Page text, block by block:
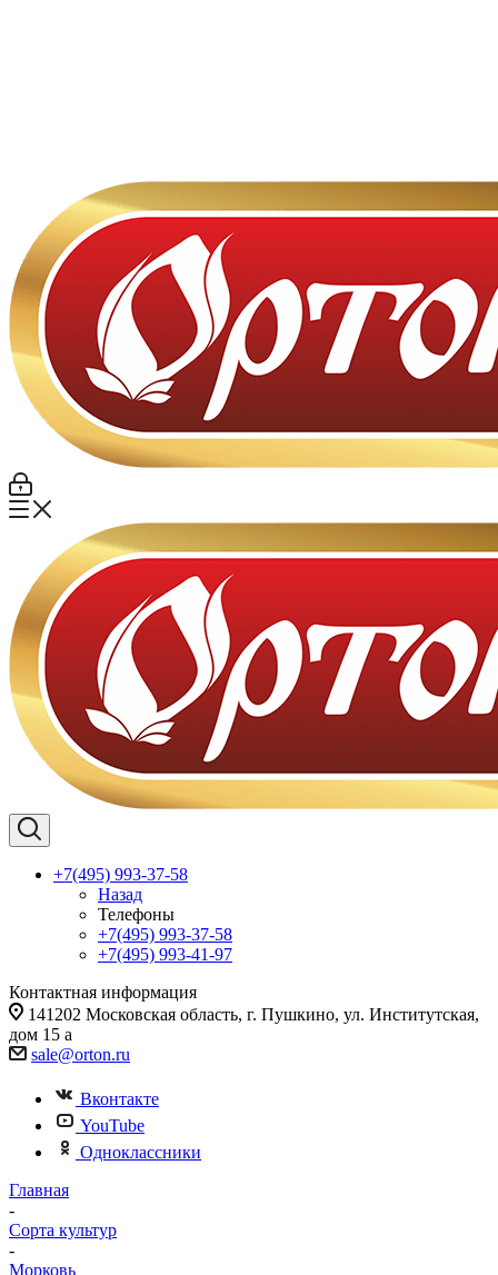
+7(495) 993-37-58
Назад
Телефоны
+7(495) 993-37-58
+7(495) 993-41-97
Контактная информация
141202 Московская область, г. Пушкино, ул. Институтская,
дом 15 а
sale@orton.ru
Вконтакте
YouTube
Одноклассники
Главная
-
Сорта культур
-
Морковь